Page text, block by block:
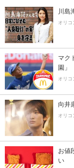
川島
オリコ
マク
園」
オリコ
向井
オリコ
お値
い